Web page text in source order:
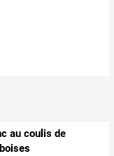
au coulis de